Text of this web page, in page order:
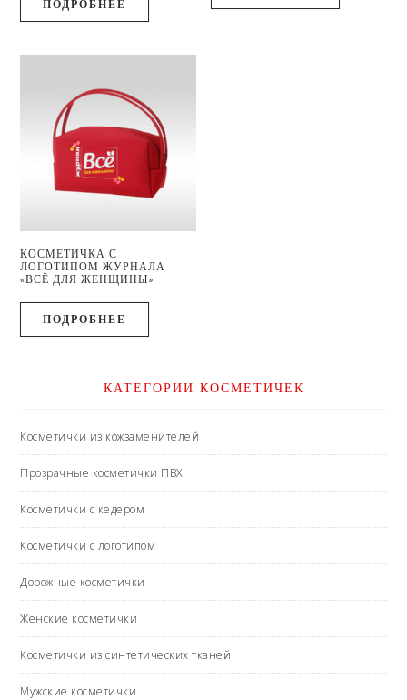
ПОДРОБНЕЕ
КОСМЕТИЧКА С
ЛОГОТИПОМ ЖУРНАЛА
«ВСЁ ДЛЯ ЖЕНЩИНЫ»
ПОДРОБНЕЕ
КАТЕГОРИИ КОСМЕТИЧЕК
Косметички из кожзаменителей
Прозрачные косметички ПВХ
Косметички с кедером
Косметички с логотипом
Дорожные косметички
Женские косметички
Косметички из синтетических тканей
Мужские косметички